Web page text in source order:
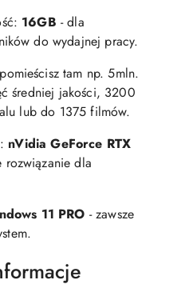
16GB - dla
do wydajnej pracy.
tam np. 5mln.
średniej jakości, 3200
lub do 1375 filmów.
nVidia GeForce RTX
rozwiązanie dla
11 PRO - zawsze